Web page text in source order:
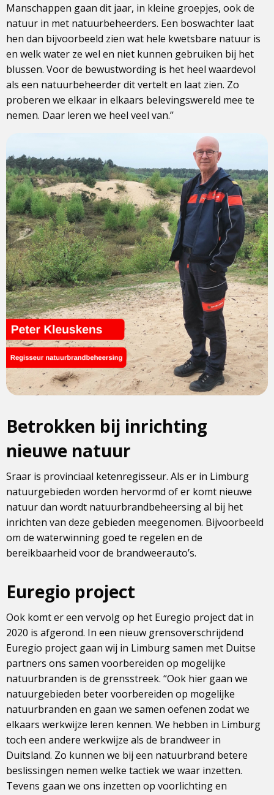
Manschappen gaan dit jaar, in kleine groepjes, ook de
natuur in met natuurbeheerders. Een boswachter laat
hen dan bijvoorbeeld zien wat hele kwetsbare natuur is
en welk water ze wel en niet kunnen gebruiken bij het
blussen. Voor de bewustwording is het heel waardevol
als een natuurbeheerder dit vertelt en laat zien. Zo
proberen we elkaar in elkaars belevingswereld mee te
nemen. Daar leren we heel veel van.’’
Betrokken bij inrichting
nieuwe natuur
Sraar is provinciaal ketenregisseur. Als er in Limburg
natuurgebieden worden hervormd of er komt nieuwe
natuur dan wordt natuurbrandbeheersing al bij het
inrichten van deze gebieden meegenomen. Bijvoorbeeld
om de waterwinning goed te regelen en de
bereikbaarheid voor de brandweerauto’s.
Euregio project
Ook komt er een vervolg op het Euregio project dat in
2020 is afgerond. In een nieuw grensoverschrijdend
Euregio project gaan wij in Limburg samen met Duitse
partners ons samen voorbereiden op mogelijke
natuurbranden is de grensstreek. “Ook hier gaan we
natuurgebieden beter voorbereiden op mogelijke
natuurbranden en gaan we samen oefenen zodat we
elkaars werkwijze leren kennen. We hebben in Limburg
toch een andere werkwijze als de brandweer in
Duitsland. Zo kunnen we bij een natuurbrand betere
beslissingen nemen welke tactiek we waar inzetten.
Tevens gaan we ons inzetten op voorlichting en